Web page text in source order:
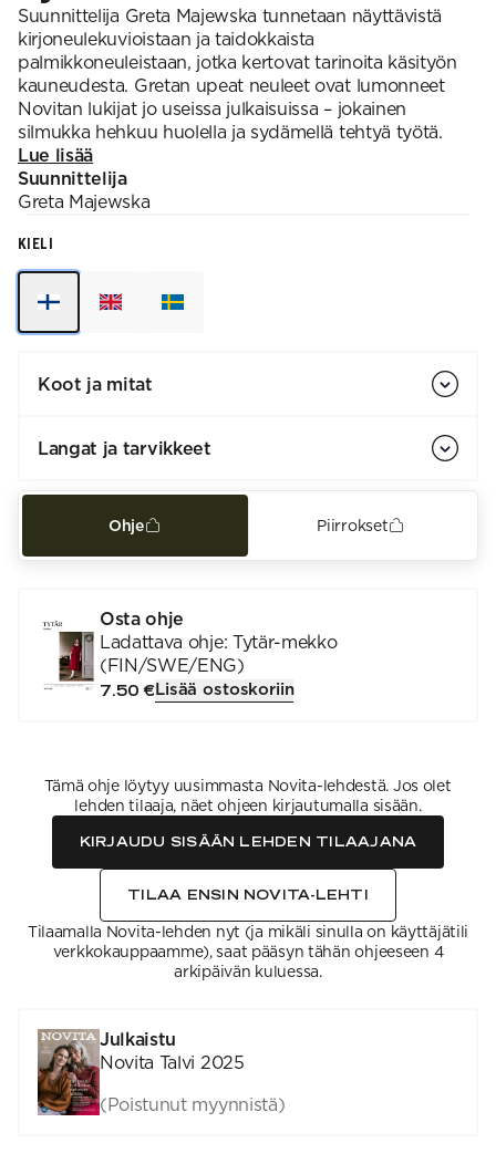
Suunnittelija Greta Majewska tunnetaan näyttävistä
kirjoneulekuvioistaan ja taidokkaista
palmikkoneuleistaan, jotka kertovat tarinoita käsityön
kauneudesta. Gretan upeat neuleet ovat lumonneet
Novitan lukijat jo useissa julkaisuissa – jokainen
silmukka hehkuu huolella ja sydämellä tehtyä työtä.​
Lue lisää
Suunnittelija
Greta Majewska
KIELI
Koot ja mitat
Langat ja tarvikkeet
Ohje Piirrokset
Osta ohje
Ladattava ohje: Tytär-mekko
(FIN/SWE/ENG)
7.50 €Lisää ostoskoriin
Tämä ohje löytyy uusimmasta Novita-lehdestä. Jos olet
lehden tilaaja, näet ohjeen kirjautumalla sisään.
KIRJAUDU SISÄÄN LEHDEN TILAAJANA
TILAA ENSIN NOVITA-LEHTI
Tilaamalla Novita-lehden nyt (ja mikäli sinulla on käyttäjätili
verkkokauppaamme), saat pääsyn tähän ohjeeseen 4
arkipäivän kuluessa.
Julkaistu
Novita Talvi 2025
(Poistunut myynnistä)